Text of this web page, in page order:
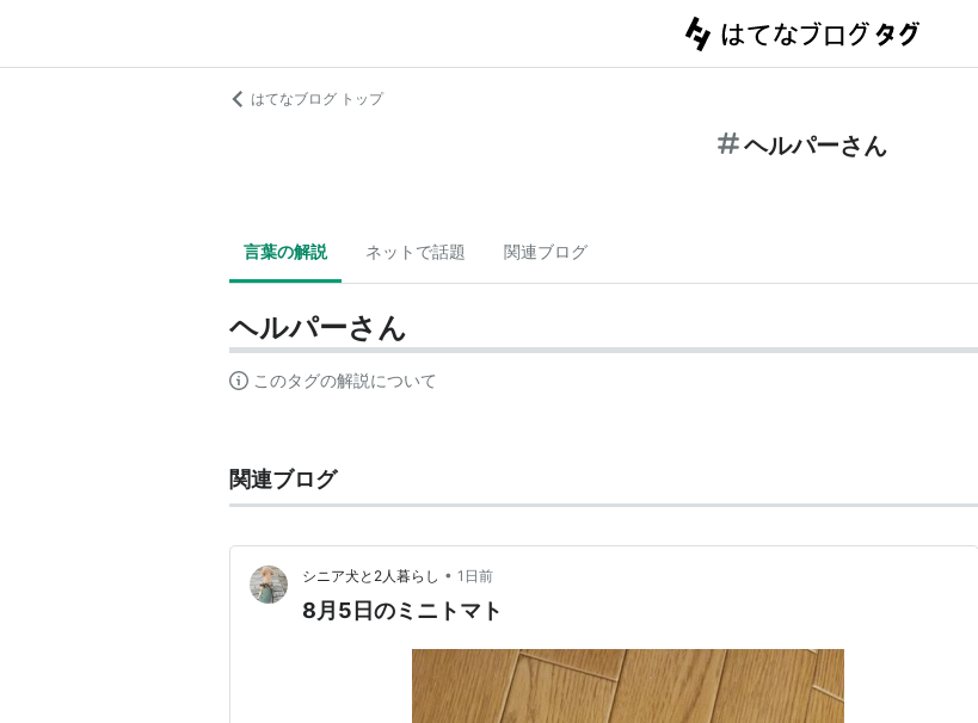
はてなブログ トップ
ヘルパーさん
言葉の解説 ネットで話題 関連ブログ
ヘルパーさん
このタグの解説について
関連ブログ
シニア犬と2人暮らし • 1日前
8月5日のミニトマト